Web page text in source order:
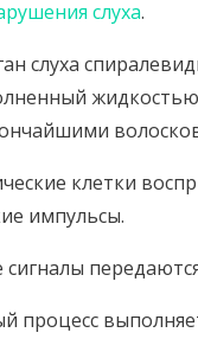
слуха.
слуха
клетки
импульсы.
процесс